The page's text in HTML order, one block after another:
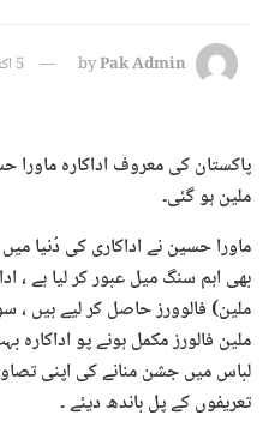
byPak Admin 5 اکتوبر , 2024
ملین ہو گئی۔
ماورا حسین نے اداکاری کی دُنیا
ملین فالورز مکمل ہونے پو
لباس میں جشن منانے کی اپنی
تعریفوں کے پل باندھ دیئے ۔